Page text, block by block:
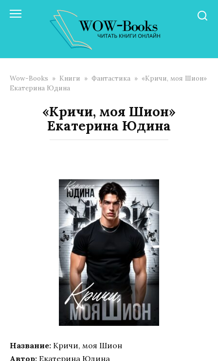
Wow-Books » Книги » Фантастика » «Кричи, моя Шион»
Екатерина Юдина
«Кричи, моя Шион»
Екатерина Юдина
Название: Кричи, моя Шион
Автор: Екатерина Юдина